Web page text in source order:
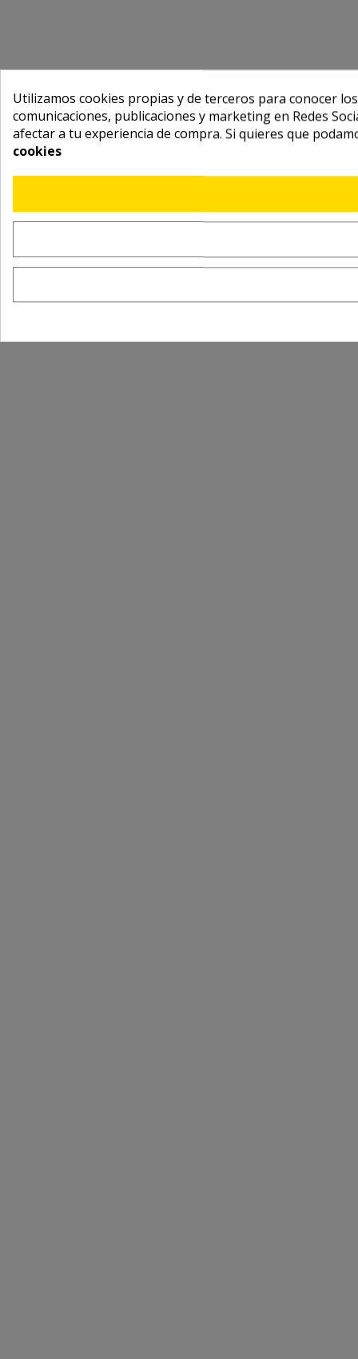
Utilizamos cookies propias y de terceros para conocer
comunicaciones, publicaciones y marketing en Redes
afectar a tu experiencia de compra. Si quieres que
cookies